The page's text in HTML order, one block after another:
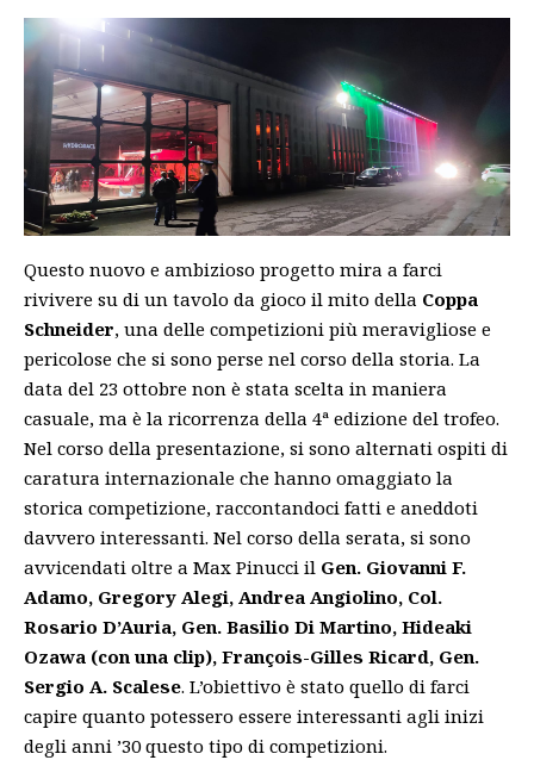
Questo nuovo e ambizioso progetto mira a farci
rivivere su di un tavolo da gioco il mito della Coppa
Schneider, una delle competizioni più meravigliose e
pericolose che si sono perse nel corso della storia. La
data del 23 ottobre non è stata scelta in maniera
casuale, ma è la ricorrenza della 4ª edizione del trofeo.
Nel corso della presentazione, si sono alternati ospiti di
caratura internazionale che hanno omaggiato la
storica competizione, raccontandoci fatti e aneddoti
davvero interessanti. Nel corso della serata, si sono
avvicendati oltre a Max Pinucci il Gen. Giovanni F.
Adamo, Gregory Alegi, Andrea Angiolino, Col.
Rosario D’Auria, Gen. Basilio Di Martino, Hideaki
Ozawa (con una clip), François-Gilles Ricard, Gen.
Sergio A. Scalese. L’obiettivo è stato quello di farci
capire quanto potessero essere interessanti agli inizi
degli anni ’30 questo tipo di competizioni.